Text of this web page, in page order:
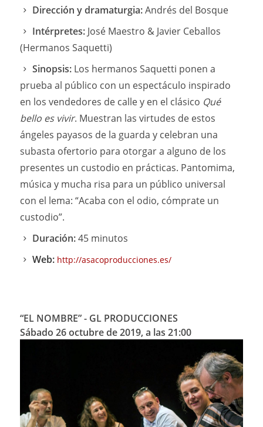
Dirección y dramaturgia:Andrés del Bosque
Intérpretes: José Maestro & Javier Ceballos
(Hermanos Saquetti)
Sinopsis: Los hermanos Saquetti ponen a
prueba al público con un espectáculo inspirado
en los vendedores de calle y en el clásico Qué
bello es vivir. Muestran las virtudes de estos
ángeles payasos de la guarda y celebran una
subasta ofertorio para otorgar a alguno de los
presentes un custodio en prácticas. Pantomima,
música y mucha risa para un público universal
con el lema: “Acaba con el odio, cómprate un
custodio”.
Duración:45 minutos
Web: http://asacoproducciones.es/
“EL NOMBRE” - GL PRODUCCIONES
Sábado 26 octubre de 2019, a las 21:00